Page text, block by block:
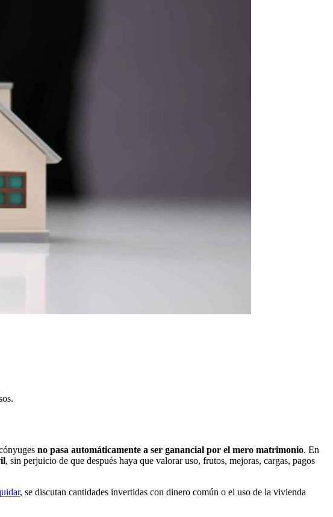
no pasa automáticamente a ser ganancial por el mero matrimonio. En
, sin perjuicio de que después haya que valorar uso, frutos, mejoras, cargas, pagos
, se discutan cantidades invertidas con dinero común o el uso de la vivienda